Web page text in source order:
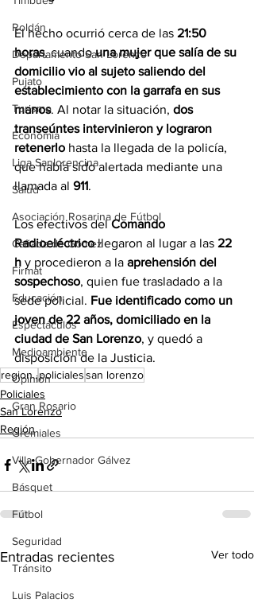
Roldán
Departamento San Lorenzo
Pujato
Turismo
Economía
Liga Sanlorencina
Salud
Asociación Rosarina de Fútbol
Cañada de Gómez
Firmat
Educación
Espectáculos
Medioambiente
Opinión
Gran Rosario
Gremiales
Villa Gobernador Gálvez
Básquet
Fútbol
Seguridad
Tránsito
Luis Palacios
El hecho ocurrió cerca de las 21:50
horas, cuando una mujer que salía de su
domicilio vio al sujeto saliendo del
establecimiento con la garrafa en sus
manos. Al notar la situación, dos
transeúntes intervinieron y lograron
retenerlo hasta la llegada de la policía,
que había sido alertada mediante una
llamada al 911.
Los efectivos del Comando
Radioeléctrico llegaron al lugar a las 22
h y procedieron a la aprehensión del
sospechoso, quien fue trasladado a la
sede policial. Fue identificado como un
joven de 22 años, domiciliado en la
ciudad de San Lorenzo, y quedó a
disposición de la Justicia.
region..policialessan lorenzo
Policiales
San Lorenzo
Región
Entradas recientes Ver todo